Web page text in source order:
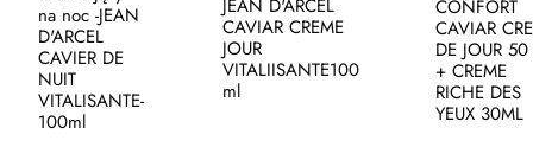
na noc -JEAN
D'ARCEL
CAVIER DE
NUIT
VITALISANTE-
100ml
JEAN D'ARCEL
CAVIAR CREME
JOUR
VITALIISANTE100
ml
CONFORT
CAVIAR
DE JOUR
+ CREME
RICHE DES
YEUX 30ML